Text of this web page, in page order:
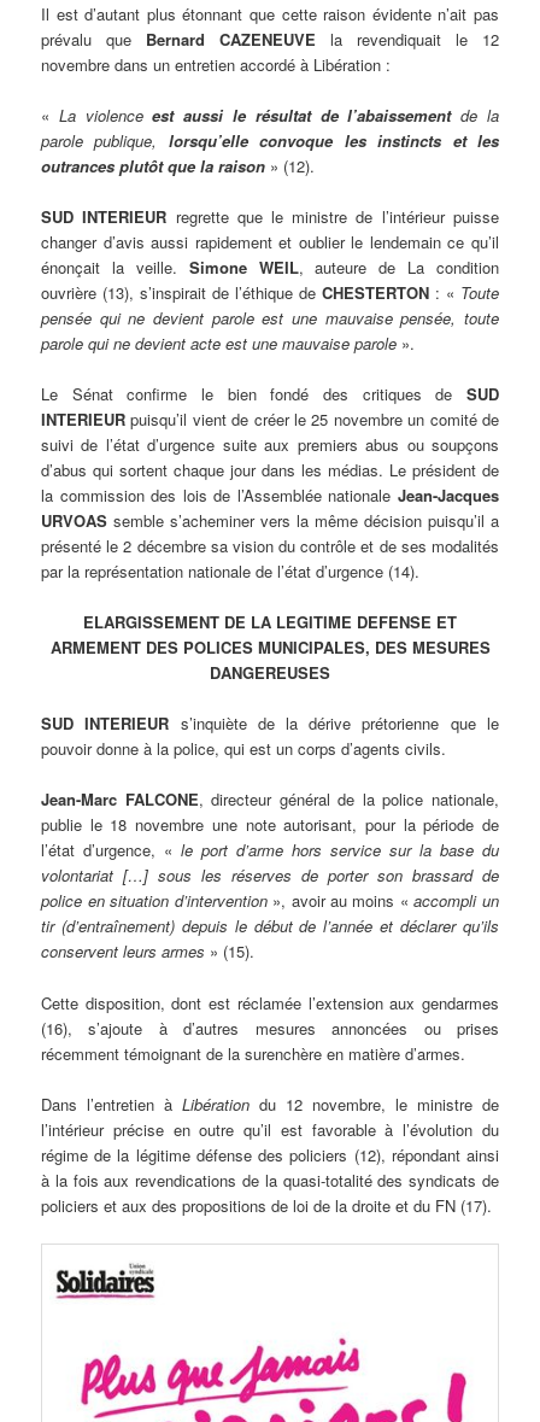
Il est d’autant plus étonnant que cette raison évidente n’ait pas
prévalu que Bernard CAZENEUVE la revendiquait le 12
novembre dans un entretien accordé à Libération :
« La violenceest aussi le résultat de l’abaissementde la
parole publique, lorsqu’elle convoque les instincts et les
outrances plutôt que la raison » (12).
SUD INTERIEUR regrette que le ministre de l’intérieur puisse
changer d’avis aussi rapidement et oublier le lendemain ce qu’il
énonçait la veille. Simone WEIL, auteure de La condition
ouvrière (13), s’inspirait de l’éthique de CHESTERTON: « Toute
pensée qui ne devient parole est une mauvaise pensée, toute
parole qui ne devient acte est une mauvaise parole ».
Le Sénat confirme le bien fondé des critiques de SUD
INTERIEUR puisqu’il vient de créer le 25 novembre un comité de
suivi de l’état d’urgence suite aux premiers abus ou soupçons
d’abus qui sortent chaque jour dans les médias. Le président de
la commission des lois de l’Assemblée nationale Jean-Jacques
URVOAS semble s’acheminer vers la même décision puisqu’il a
présenté le 2 décembre sa vision du contrôle et de ses modalités
par la représentation nationale de l’état d’urgence (14).
ELARGISSEMENT DE LA LEGITIME DEFENSE ET
ARMEMENT DES POLICES MUNICIPALES, DES MESURES
DANGEREUSES
SUD INTERIEUR s’inquiète de la dérive prétorienne que le
pouvoir donne à la police, qui est un corps d’agents civils.
Jean-Marc FALCONE, directeur général de la police nationale,
publie le 18 novembre une note autorisant, pour la période de
l’état d’urgence, «le port d’arme hors service sur la base du
volontariat […] sous les réserves de porter son brassard de
police en situation d’intervention», avoir au moins «accompli un
tir (d’entraînement) depuis le début de l’année et déclarer qu’ils
conservent leurs armes » (15).
Cette disposition, dont est réclamée l’extension aux gendarmes
(16), s’ajoute à d’autres mesures annoncées ou prises
récemment témoignant de la surenchère en matière d’armes.
Dans l’entretien àLibération du 12 novembre, le ministre de
l’intérieur précise en outre qu’il est favorable à l’évolution du
régime de la légitime défense des policiers (12), répondant ainsi
à la fois aux revendications de la quasi-totalité des syndicats de
policiers et aux des propositions de loi de la droite et du FN (17).